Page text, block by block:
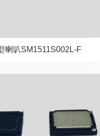
喇叭SM1511S002L-F